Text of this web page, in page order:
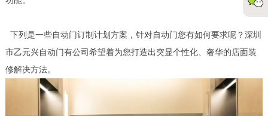
下列是一些自动门订制计划方案，针对自动门您有如何要求呢？深圳
市乙元兴自动门有公司希望着为您打造出突显个性化、奢华的店面装
修解决方法。